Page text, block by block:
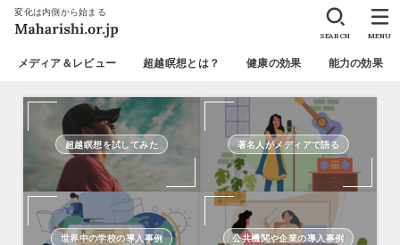
変化は内側から始まる
メディア＆レビュー 超越瞑想とは？ 健康の効果 能力の効果
SEARCH MENU
超越瞑想を試してみた 著名人がメディアで語る
世界中の学校の導入事例 公共機関や企業の導入事例